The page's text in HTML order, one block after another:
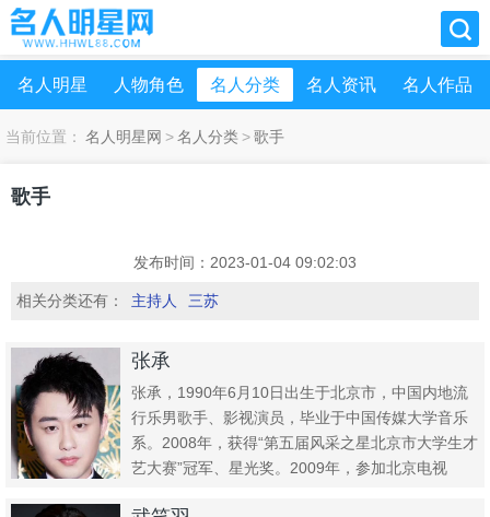
名人明星 人物角色 名人分类 名人资讯 名人作品
当前位置： 名人明星网 >名人分类 >歌手
歌手
发布时间：2023-01-04 09:02:03
相关分类还有： 主持人 三苏
张承
张承，1990年6月10日出生于北京市，中国内地流
行乐男歌手、影视演员，毕业于中国传媒大学音乐
系。2008年，获得“第五届风采之星北京市大学生才
艺大赛”冠军、星光奖。2009年，参加北京电视